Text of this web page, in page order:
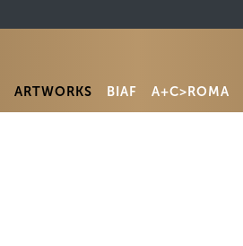
ARTWORKS BIAF A+C>ROMA